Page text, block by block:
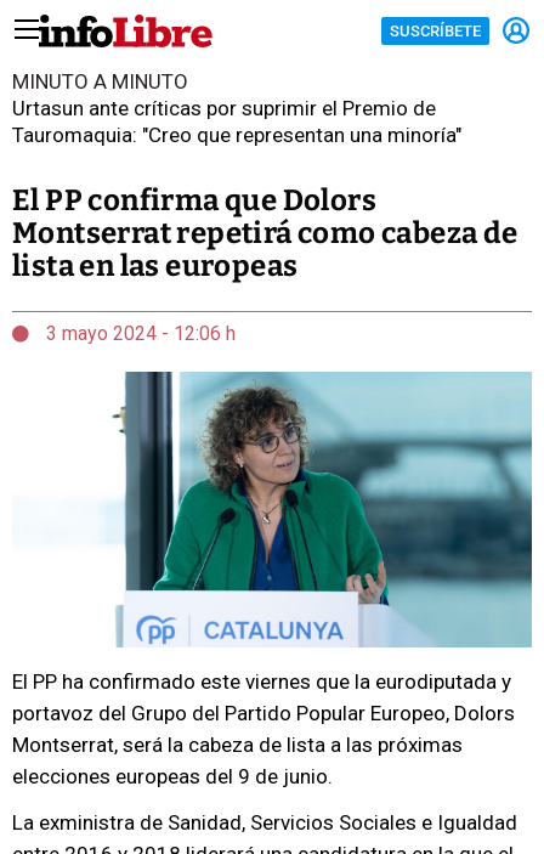
SUSCRÍBETE
MINUTO A MINUTO
Urtasun ante críticas por suprimir el Premio de
Tauromaquia: "Creo que representan una minoría"
El PP confirma que Dolors
Montserrat repetirá como cabeza de
lista en las europeas
3 mayo 2024 - 12:06 h
El PP ha confirmado este viernes que la eurodiputada y
portavoz del Grupo del Partido Popular Europeo, Dolors
Montserrat, será la cabeza de lista a las próximas
elecciones europeas del 9 de junio.
La exministra de Sanidad, Servicios Sociales e Igualdad